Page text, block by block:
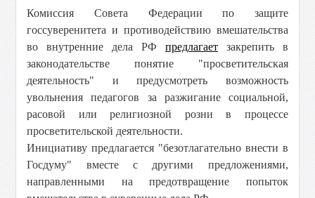
Комиссия Совета Федерации по защите
госсуверенитета и противодействию вмешательства
во внутренние дела РФ предлагаетзакрепить в
законодательстве понятие "просветительская
деятельность" и предусмотреть возможность
увольнения педагогов за разжигание социальной,
расовой или религиозной розни в процессе
просветительской деятельности.
Инициативу предлагается "безотлагательно внести в
Госдуму" вместе с другими предложениями,
направленными на предотвращение попыток